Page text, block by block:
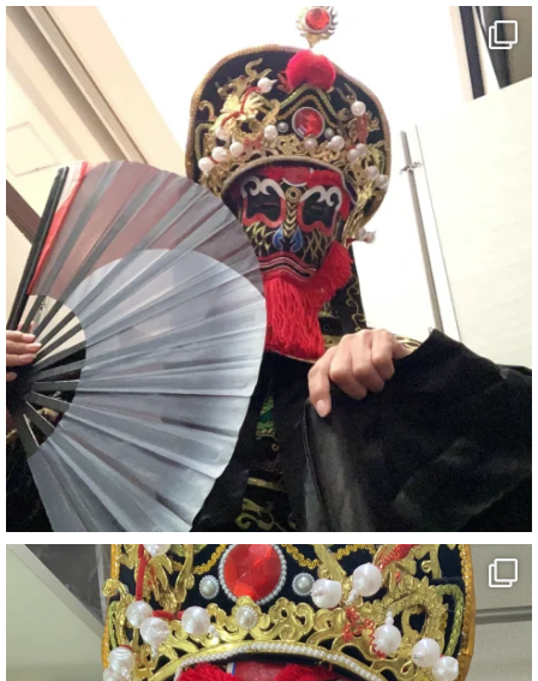
#出張マジック
#マジシャン派遣
#イリュージョン
#和歌山県
#白浜町
#変面ショー
#イベント
#宴会
#余興
2 X
さらに読み込む